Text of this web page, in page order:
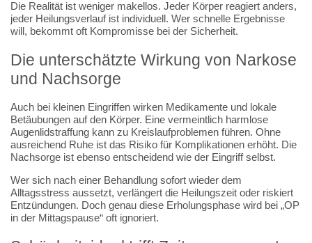
Die Realität ist weniger makellos. Jeder Körper reagiert anders,
jeder Heilungsverlauf ist individuell. Wer schnelle Ergebnisse
will, bekommt oft Kompromisse bei der Sicherheit.
Die unterschätzte Wirkung von Narkose
und Nachsorge
Auch bei kleinen Eingriffen wirken Medikamente und lokale
Betäubungen auf den Körper. Eine vermeintlich harmlose
Augenlidstraffung kann zu Kreislaufproblemen führen. Ohne
ausreichend Ruhe ist das Risiko für Komplikationen erhöht. Die
Nachsorge ist ebenso entscheidend wie der Eingriff selbst.
Wer sich nach einer Behandlung sofort wieder dem
Alltagsstress aussetzt, verlängert die Heilungszeit oder riskiert
Entzündungen. Doch genau diese Erholungsphase wird bei „OP
in der Mittagspause“ oft ignoriert.